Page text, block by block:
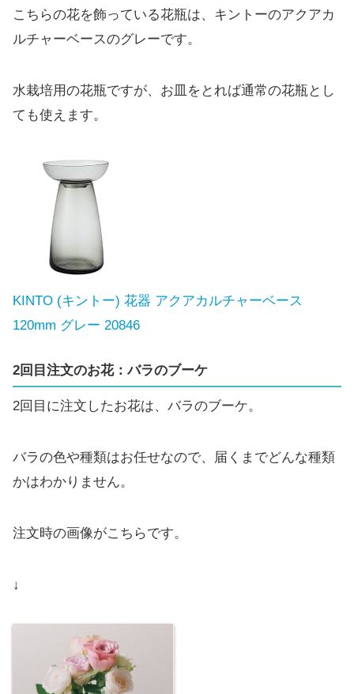
こちらの花を飾っている花瓶は、キントーのアクアカ
ルチャーベースのグレーです。
水栽培用の花瓶ですが、お皿をとれば通常の花瓶とし
ても使えます。
KINTO (キントー) 花器 アクアカルチャーベース
120mm グレー 20846
2回目注文のお花：バラのブーケ
2回目に注文したお花は、バラのブーケ。
バラの色や種類はお任せなので、届くまでどんな種類
かはわかりません。
注文時の画像がこちらです。
↓